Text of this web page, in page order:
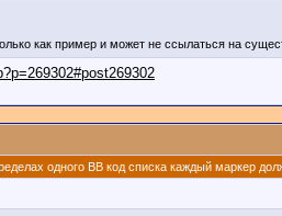
как пример и может не ссылаться на
одного BB код списка каждый маркер